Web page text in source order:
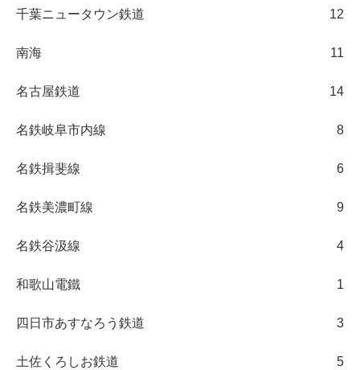
千葉ニュータウン鉄道 12
南海 11
名古屋鉄道 14
名鉄岐阜市内線 8
名鉄揖斐線 6
名鉄美濃町線 9
名鉄谷汲線 4
和歌山電鐵 1
四日市あすなろう鉄道 3
土佐くろしお鉄道 5